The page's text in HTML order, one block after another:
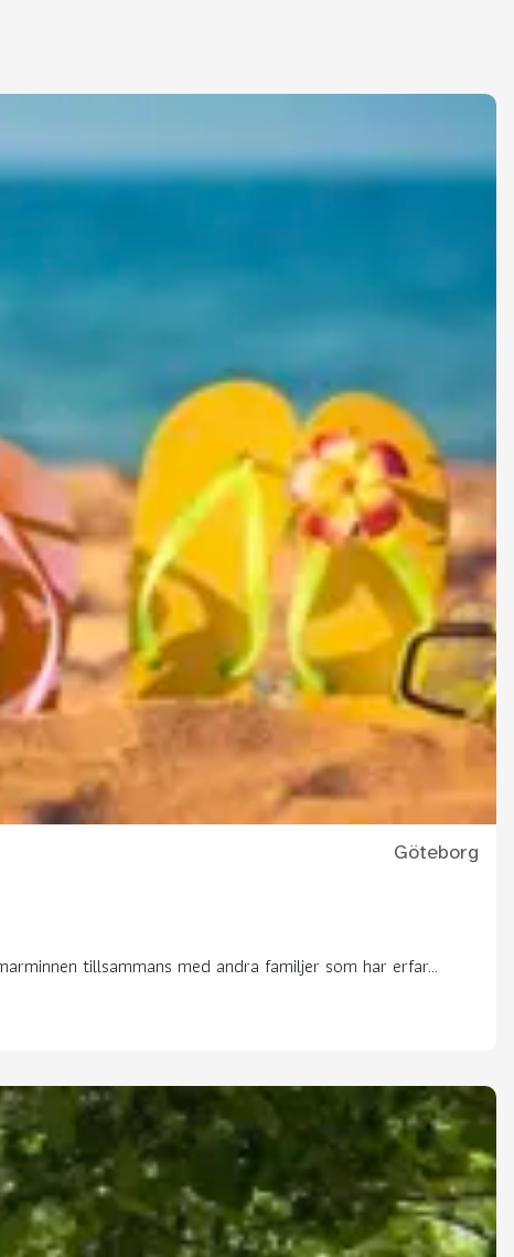
Göteborg
tillsammans med andra familjer som har erfar...